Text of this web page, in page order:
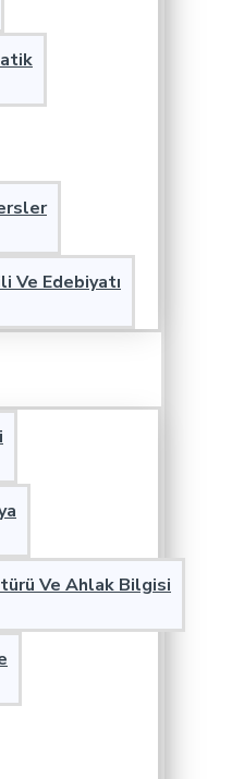
Ve Edebiyatı
Ve Ahlak Bilgisi